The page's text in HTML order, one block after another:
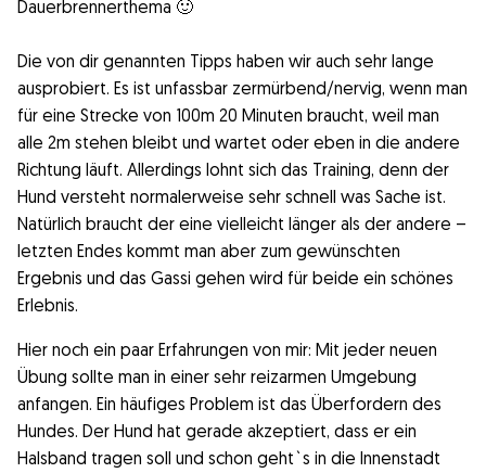
Dauerbrennerthema 🙂
Die von dir genannten Tipps haben wir auch sehr lange
ausprobiert. Es ist unfassbar zermürbend/nervig, wenn man
für eine Strecke von 100m 20 Minuten braucht, weil man
alle 2m stehen bleibt und wartet oder eben in die andere
Richtung läuft. Allerdings lohnt sich das Training, denn der
Hund versteht normalerweise sehr schnell was Sache ist.
Natürlich braucht der eine vielleicht länger als der andere –
letzten Endes kommt man aber zum gewünschten
Ergebnis und das Gassi gehen wird für beide ein schönes
Erlebnis.
Hier noch ein paar Erfahrungen von mir: Mit jeder neuen
Übung sollte man in einer sehr reizarmen Umgebung
anfangen. Ein häufiges Problem ist das Überfordern des
Hundes. Der Hund hat gerade akzeptiert, dass er ein
Halsband tragen soll und schon geht`s in die Innenstadt